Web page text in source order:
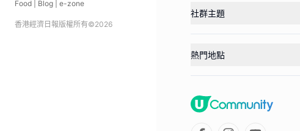
Food
Blog e-zone
香港經濟日報版權所有©2026
社群主題
熱門地點